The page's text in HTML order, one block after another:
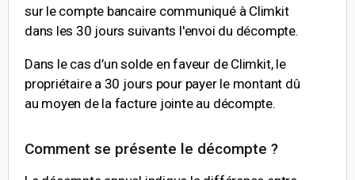
sur le compte bancaire communiqué à Climkit
dans les 30 jours suivants l'envoi du décompte.
Dans le cas d’un solde en faveur de Climkit, le
propriétaire a 30 jours pour payer le montant dû
au moyen de la facture jointe au décompte.
Comment se présente le décompte ?